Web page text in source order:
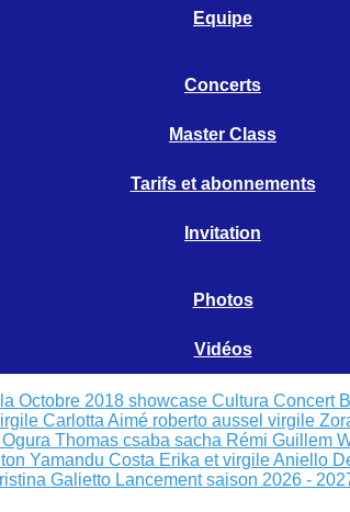
Equipe
Concerts
Master Class
Tarifs et abonnements
Invitation
Photos
Vidéos
Octobre 2018 showcase Cultura Concert
Carlotta Aimé roberto aussel virgile
Thomas csaba sacha Rémi Guillem
Yamandu Costa Erika et virgileAniello
Galietto Lancement saison 2026 -